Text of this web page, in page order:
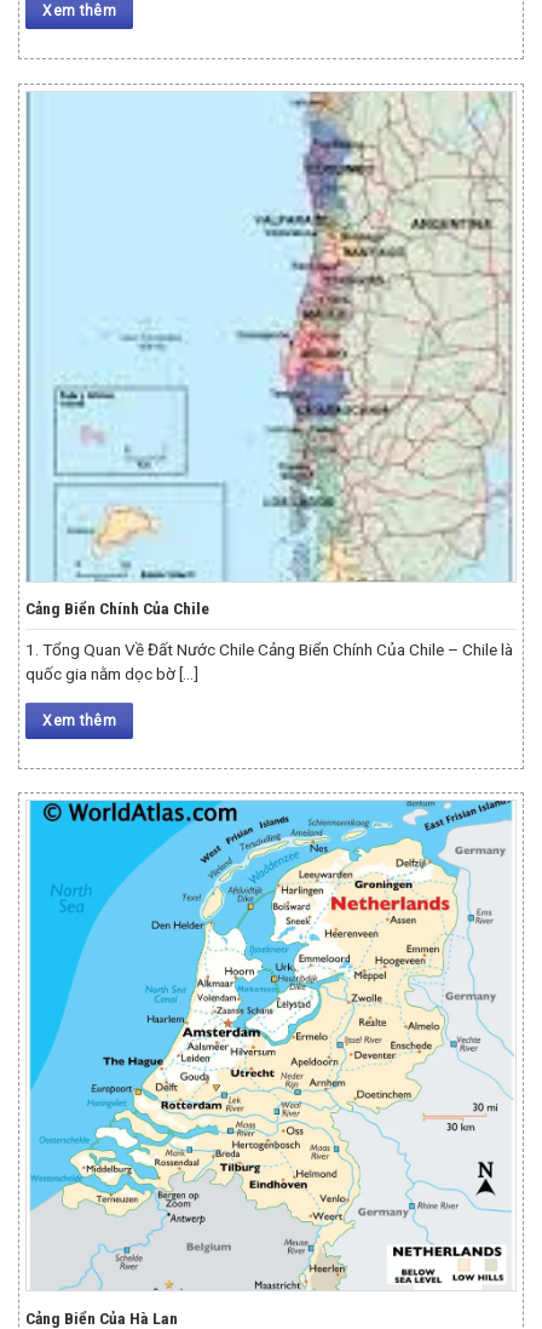
Xem thêm
Cảng Biển Chính Của Chile
1. Tổng Quan Về Đất Nước Chile Cảng Biển Chính Của Chile – Chile là
quốc gia nằm dọc bờ [...]
Xem thêm
Cảng Biển Của Hà Lan